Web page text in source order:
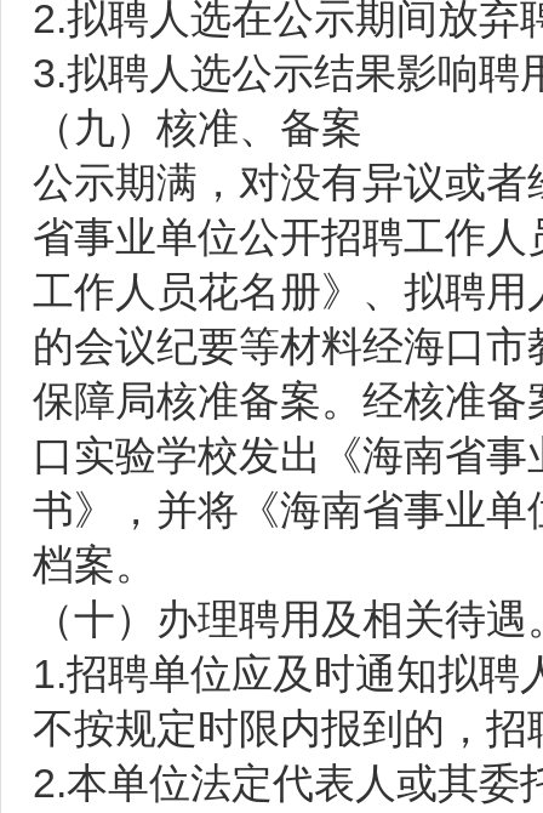
2.拟聘人选在公示期间放弃
3.拟聘人选公示结果影响聘
（九）核准、备案
公示期满，对没有异议或
省事业单位公开招聘工作
工作人员花名册》、拟聘
的会议纪要等材料经海口
保障局核准备案。经核准
口实验学校发出《海南省
书》，并将《海南省事业
档案。
（十）办理聘用及相关待遇
1.招聘单位应及时通知拟聘
不按规定时限内报到的，
2.本单位法定代表人或其委